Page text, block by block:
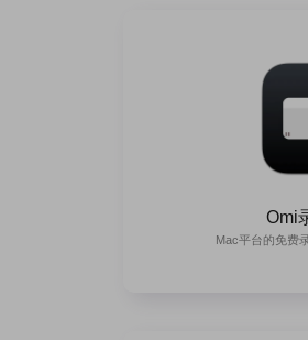
Omi
Mac平台的免费